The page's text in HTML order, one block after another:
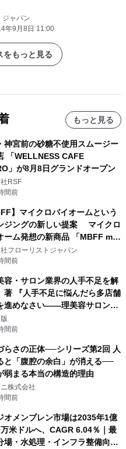
ジャパン
年9月8日 11:00
をもっと見る
もっと見る
神宮前の砂糖不使用スムージー
「WELLNESS CAFE
」が8月8日グランドオープン
RSF
間前
】マイクロバイオームという
ジングの新しい提案 マイクロ
ーム発想の新商品 「MBFF mb
ジングPRO」を2026年8月6日
フローリストジャパン
間前
容・サロン業界の人手不足を解
著 『人手不足に悩んだら多店舗
進めなさい――理美容サロン
舗展開」の教科書』2026年8月
月）発売
間前
らさの正体──シリーズ第2回 人
と「腹腔の余白」が消える──
弱まる本当の構造的理由
ニ株式会社
間前
オメンブレン市場は2035年1億
米ドルへ、CAGR 6.04％｜最
場・水処理・インフラ整備向け